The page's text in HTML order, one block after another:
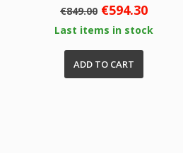
Regular
€849.00 Price
€594.30
Last items in stock
ADD TO CART